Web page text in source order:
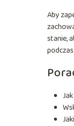
Aby
stanie,